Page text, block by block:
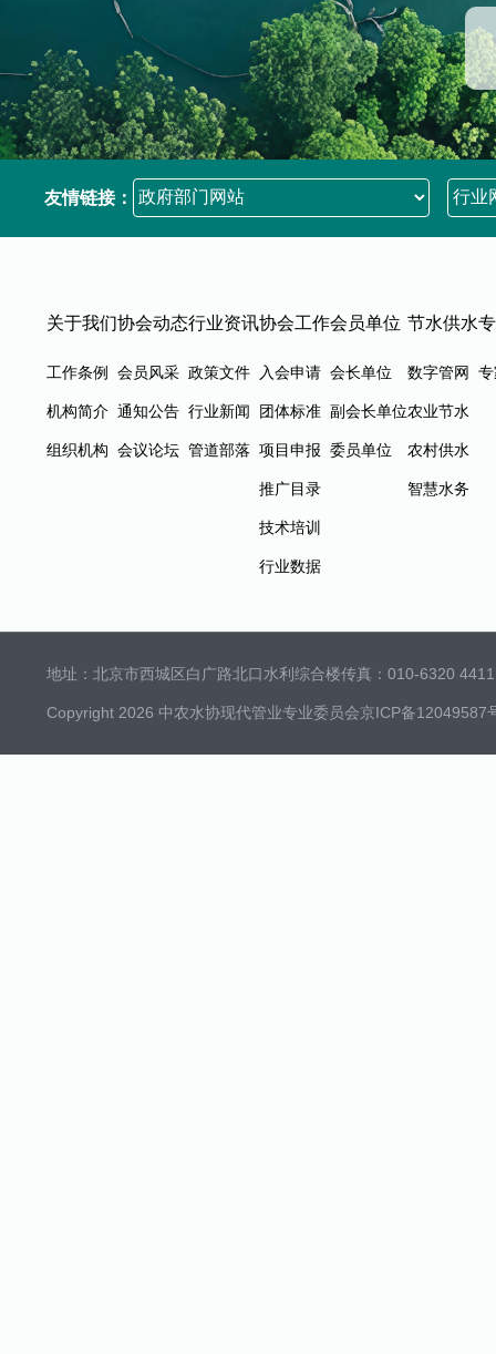
友情链接：
关于我们
工作条例
机构简介
组织机构
协会动态
会员风采
通知公告
会议论坛
行业资讯
政策文件
行业新闻
管道部落
协会工作
入会申请
团体标准
项目申报
推广目录
技术培训
行业数据
会员单位
会长单位
副会长单位
委员单位
节水供水
数字管网
农业节水
农村供水
智慧水务
地址：北京市西城区白广路北口水利综合楼传真：010-6320
Copyright 2026 中农水协现代管业专业委员会京ICP备12049587